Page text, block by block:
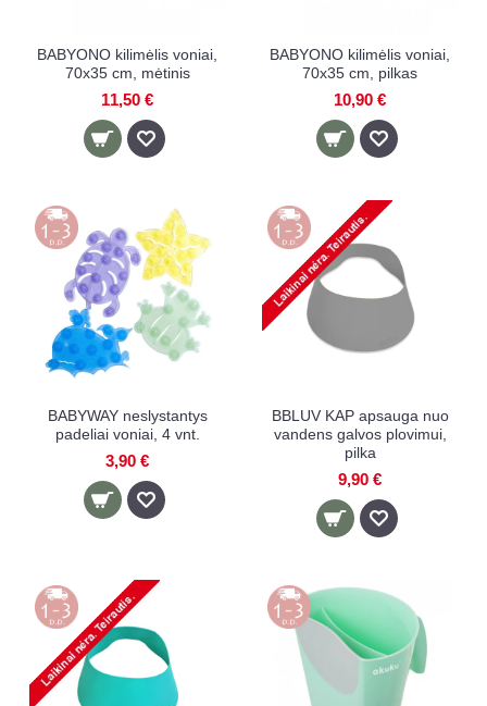
BABYONO kilimėlis voniai,
70x35 cm, mėtinis
11,50 €
BABYONO kilimėlis voniai,
70x35 cm, pilkas
10,90 €
BABYWAY neslystantys
padeliai voniai, 4 vnt.
3,90 €
BBLUV KAP apsauga nuo
vandens galvos plovimui,
pilka
9,90 €